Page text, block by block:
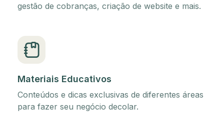
gestão de cobranças, criação de website e mais.
Materiais Educativos
Conteúdos e dicas exclusivas de diferentes áreas
para fazer seu negócio decolar.